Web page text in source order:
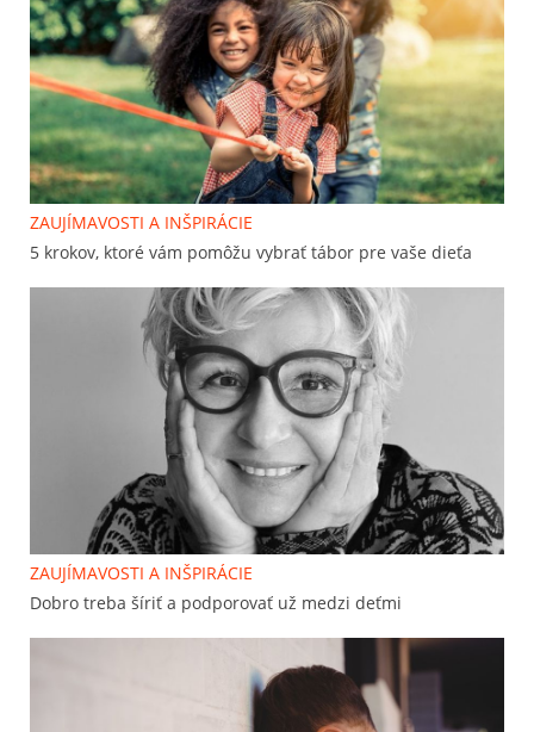
ZAUJÍMAVOSTI A INŠPIRÁCIE
5 krokov, ktoré vám pomôžu vybrať tábor pre vaše dieťa
ZAUJÍMAVOSTI A INŠPIRÁCIE
Dobro treba šíriť a podporovať už medzi deťmi